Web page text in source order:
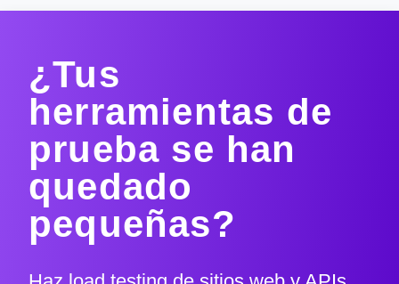
¿Tus
herramientas de
prueba se han
quedado
pequeñas?